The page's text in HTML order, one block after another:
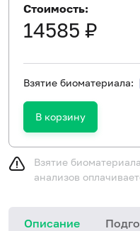
Стоимость:
14585 ₽
Взятие биоматериала:
В корзину
Взятие
анализов
Описание